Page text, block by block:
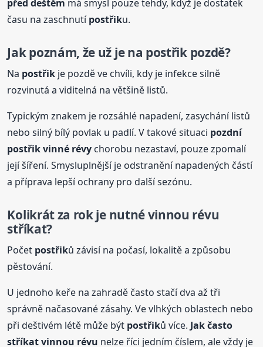
před deštěm má smysl pouze tehdy, když je dostatek
času na zaschnutípostřiku.
Jak poznám, že už je na postřikpozdě?
Na postřik je pozdě ve chvíli, kdy je infekce silně
rozvinutá a viditelná na většině listů.
Typickým znakem je rozsáhlé napadení, zasychání listů
nebo silný bílý povlak u padlí. V takové situaci pozdní
postřikvinné révy chorobu nezastaví, pouze zpomalí
její šíření. Smysluplnější je odstranění napadených částí
a příprava lepší ochrany pro další sezónu.
Kolikrát za rok je nutné vinnou révu
stříkat?
Počet postřiků závisí na počasí, lokalitě a způsobu
pěstování.
U jednoho keře na zahradě často stačí dva až tři
správně načasované zásahy. Ve vlhkých oblastech nebo
při deštivém létě může být postřiků více. Jak často
stříkat vinnou révu nelze říci jedním číslem, ale vždy je